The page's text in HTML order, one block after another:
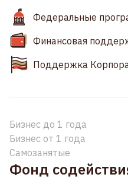
Федеральные
Финансовая
Поддержка
Бизнес до 1 года
Бизнес от 1 года
Самозанятые
Фонд